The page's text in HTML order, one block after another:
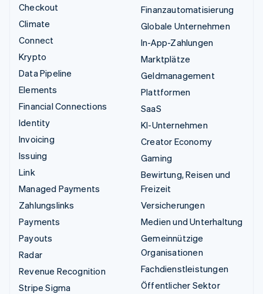
Checkout
Climate
Connect
Krypto
Data Pipeline
Elements
Financial Connections
Identity
Invoicing
Issuing
Link
Managed Payments
Zahlungslinks
Payments
Payouts
Radar
Revenue Recognition
Stripe Sigma
Finanzautomatisierung
Globale Unternehmen
In-App-Zahlungen
Marktplätze
Geldmanagement
Plattformen
SaaS
KI-Unternehmen
Creator Economy
Gaming
Bewirtung, Reisen und
Freizeit
Versicherungen
Medien und Unterhaltung
Gemeinnützige
Organisationen
Fachdienstleistungen
Öffentlicher Sektor